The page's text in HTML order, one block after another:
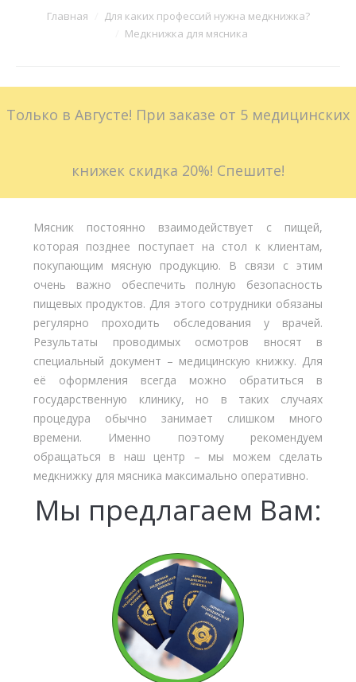
Больничные листы
Доставка
Вы здесь:Главная
Для каких профессий нужна медкнижка?
Медкнижка для мясника
Только в Августе! При заказе от 5 медицинских
книжек скидка 20%! Спешите!
Мясник постоянно взаимодействует с пищей,
которая позднее поступает на стол к клиентам,
покупающим мясную продукцию. В связи с этим
очень важно обеспечить полную безопасность
пищевых продуктов. Для этого сотрудники обязаны
регулярно проходить обследования у врачей.
Результаты проводимых осмотров вносят в
специальный документ – медицинскую книжку. Для
её оформления всегда можно обратиться в
государственную клинику, но в таких случаях
процедура обычно занимает слишком много
времени. Именно поэтому рекомендуем
обращаться в наш центр – мы можем сделать
медкнижку для мясника максимально оперативно.
Мы предлагаем Вам: